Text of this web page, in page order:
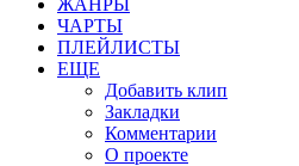
ЖАНРЫ
ЧАРТЫ
ПЛЕЙЛИСТЫ
ЕЩЕ
Добавить клип
Закладки
Комментарии
О проекте